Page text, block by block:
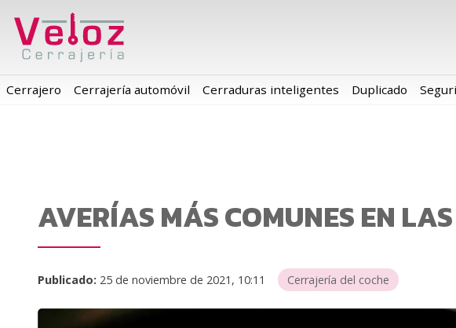
Cerrajero Cerrajería automóvil Cerraduras inteligentes Duplicado
AVERÍAS MÁS COMUNES EN
Publicado: 25 de noviembre de 2021, 10:11 Cerrajería del coche